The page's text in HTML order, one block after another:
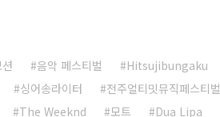
음악 페스티벌 Hitsujibungaku
싱어송라이터
전주얼티밋뮤직페스티벌
The Weeknd 모트 Dua Lipa